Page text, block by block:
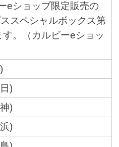
eショップ限定販売の
スペシャルボックス第
。（カルビーeショッ
)
)
)